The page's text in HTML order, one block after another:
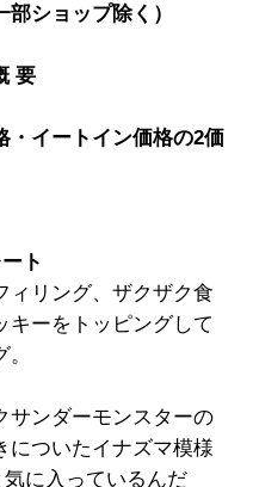
ショップ除く）
要
イートイン価格の2価
ト
ィリング、ザクザク食
キーをトッピングして
サンダーモンスターの
についたイナズマ模様
気に入っているんだ